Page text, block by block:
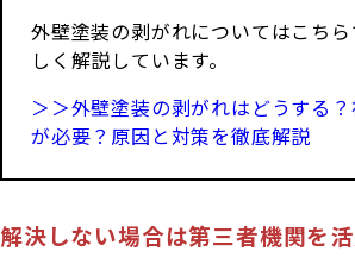
外壁塗装の剥がれについてはこち
しく解説しています。
＞＞外壁塗装の剥がれはどうする
が必要？原因と対策を徹底解説
解決しない場合は第三者機関を